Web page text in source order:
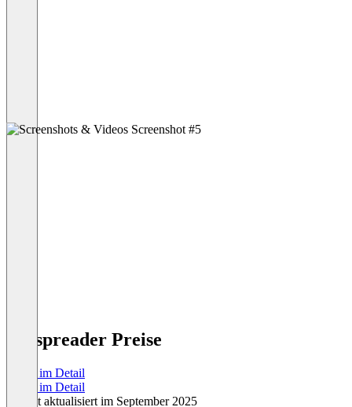
Jobspreader Preise
Preise im Detail
Preise im Detail
Zuletzt aktualisiert im September 2025